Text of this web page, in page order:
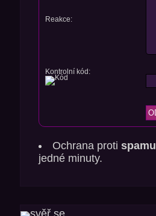
Reakce:
Kontrolní kód:
Ochrana protispamu
jedné minuty.